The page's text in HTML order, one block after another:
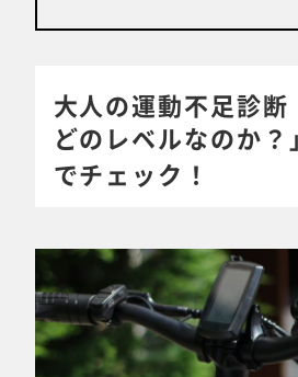
大人の運動不足診断
どのレベルなのか？
でチェック！